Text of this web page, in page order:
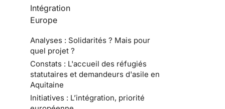
Intégration
Europe
Analyses : Solidarités ? Mais pour
quel projet ?
Constats : L'accueil des réfugiés
statutaires et demandeurs d'asile en
Aquitaine
Initiatives : L’intégration, priorité